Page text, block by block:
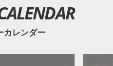
カレンダー